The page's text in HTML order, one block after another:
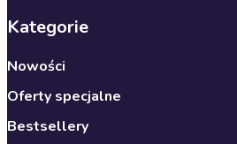
Kategorie
Nowości
Oferty specjalne
Bestsellery